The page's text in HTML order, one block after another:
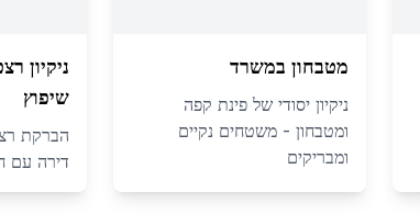
מטבחון במשרד
ניקיון יסודי של פינת קפה
ומטבחון - משטחים נקיים
ומבריקים
ניקיון
שיפוץ
הברקת
דירה עם